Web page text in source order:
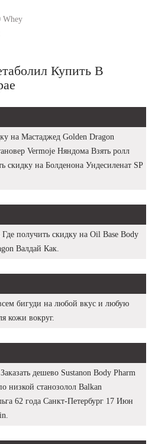
Whey
Купить В
на Мастаджед Golden Dragon
Vermoje Няндома Взять ролл
скидку на Болденона Ундесиленат SP
получить скидку на Oil Base Body
Валдай Как.
бигуди на любой вкус и любую
кожи вокруг.
дешево Sustanon Body Pharm
низкой станозолол Balkan
62 года Санкт-Петербург 17 Июн